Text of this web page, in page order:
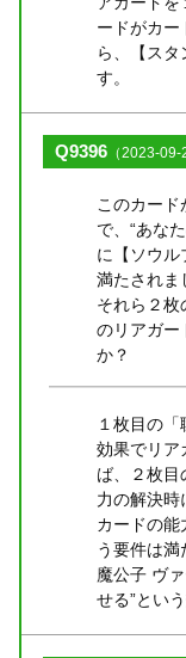
ードがカー
ら、【スタ
す。
Q9396 （2023-09-
このカー
で、“あな
に【ソウル
満たされま
それら２枚
のリアガー
か？
１枚目の
効果でリア
ば、２枚目
力の解決時
カードの能
う要件は
魔公子 ヴ
せる”とい